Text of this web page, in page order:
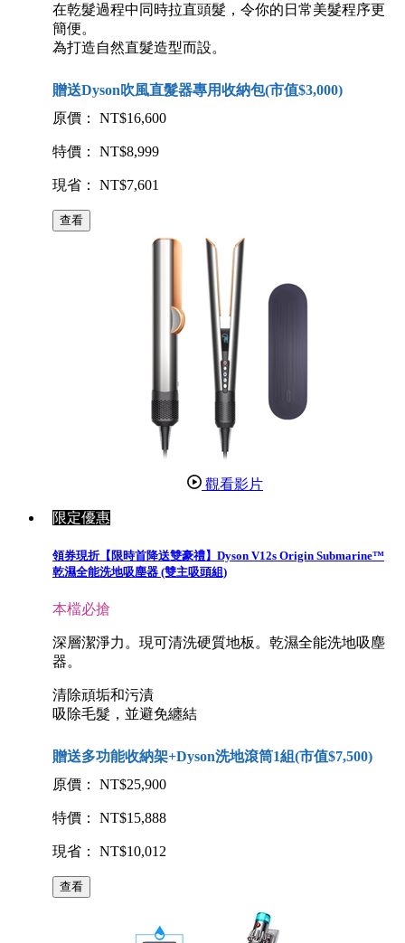
在乾髮過程中同時拉直頭髮，令你的日常美髮程序更
簡便。
為打造自然直髮造型而設。
贈送Dyson吹風直髮器專用收納包(市值$3,000)
原價： NT$16,600
特價： NT$8,999
現省： NT$7,601
查看
觀看影片
限定優惠
領券現折【限時首降送雙豪禮】Dyson V12s Origin Submarine™
乾濕全能洗地吸塵器 (雙主吸頭組)
本檔必搶
深層潔淨力。現可清洗硬質地板。乾濕全能洗地吸塵
器。
清除頑垢和污漬
吸除毛髮，並避免纏結
贈送多功能收納架+Dyson洗地滾筒1組(市值$7,500)
原價： NT$25,900
特價： NT$15,888
現省： NT$10,012
查看